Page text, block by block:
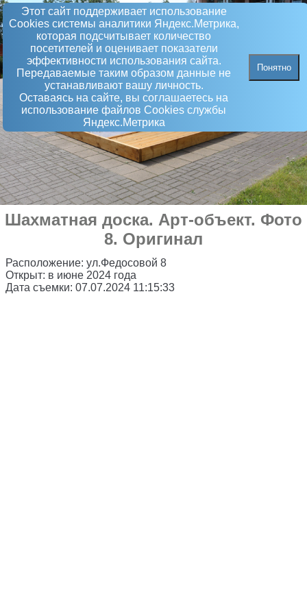
Этот сайт поддерживает использование
Сookies системы аналитики Яндекс.Метрика,
которая подсчитывает количество
посетителей и оценивает показатели
эффективности использования сайта.
Передаваемые таким образом данные не
устанавливают вашу личность.
Оставаясь на сайте, вы соглашаетесь на
использование файлов Сookies службы
Яндекс.Метрика
Понятно
Шахматная доска. Арт-объект. Фото
8. Оригинал
Расположение: ул.Федосовой 8
Открыт: в июне 2024 года
Дата съемки: 07.07.2024 11:15:33